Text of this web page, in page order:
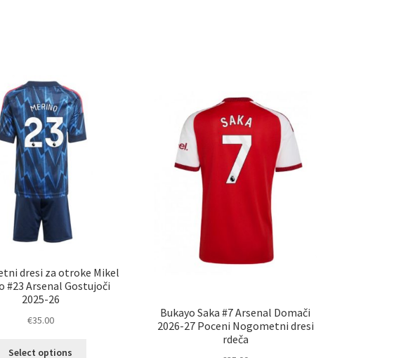
dresi za otroke Mikel
#23 Arsenal Gostujoči
2025-26
€35.00
Select options
Bukayo Saka #7 Arsenal Domači
2026-27 Poceni Nogometni dresi
rdeča